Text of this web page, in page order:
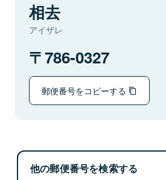
相去
アイザレ
786-0327
郵便番号をコピーする
他の郵便番号を検索する